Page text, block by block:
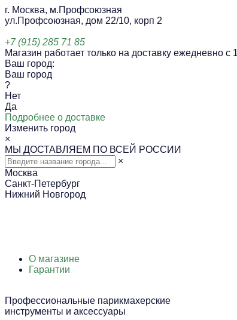
г. Москва, м.Профсоюзная
ул.Профсоюзная, дом 22/10, корп 2
+7 (915) 285 71 85
Магазин работает только на доставку ежедневно с
Ваш город:
Ваш город
?
Нет
Да
Подробнее о доставке
Изменить город
×
МЫ ДОСТАВЛЯЕМ ПО ВСЕЙ РОССИИ
×
Москва
Санкт-Петербург
Нижний Новгород
О магазине
Гарантии
Профессиональные парикмахерские
инструменты и аксессуары